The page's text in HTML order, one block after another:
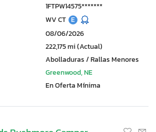
1FTPW14575*******
WV CT E
08/06/2026
222,175 mi (Actual)
Abolladuras / Rallas Menores
Greenwood, NE
En Oferta Mínima